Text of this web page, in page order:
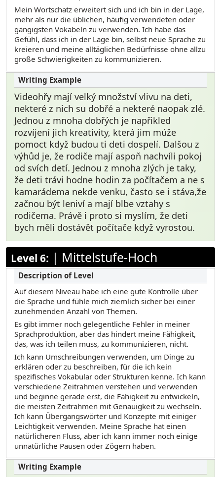
Mein Wortschatz erweitert sich und ich bin in der Lage,
mehr als nur die üblichen, häufig verwendeten oder
gängigsten Vokabeln zu verwenden. Ich habe das
Gefühl, dass ich in der Lage bin, selbst neue Sprache zu
kreieren und meine alltäglichen Bedürfnisse ohne allzu
große Schwierigkeiten zu kommunizieren.
Videohřy mají velký množství vlivu na deti,
nekteré z nich su dobřé a nekteré naopak zlé.
Jednou z mnoha dobřých je napřikled
rozvíjení jich kreativity, která jim múže
pomoct když budou ti deti dospelí. Dalšou z
výhůd je, že rodiče mají aspoň nachvíli pokoj
od svích detí. Jednou z mnoha zlých je taky,
že deti trávi hodne hodin za počítačem a ne s
kamarádema nekde venku, často se i stáva,že
začnou být leniví a mají blbe vztahy s
rodičema. Právě i proto si myslím, že deti
bych měli dostávět počítače když vyrostou.
Level 6: | Mittelstufe-Hoch
Auf diesem Niveau habe ich eine gute Kontrolle über
die Sprache und fühle mich ziemlich sicher bei einer
zunehmenden Anzahl von Themen.
Es gibt immer noch gelegentliche Fehler in meiner
Sprachproduktion, aber das hindert meine Fähigkeit,
das, was ich teilen muss, zu kommunizieren, nicht.
Ich kann Umschreibungen verwenden, um Dinge zu
erklären oder zu beschreiben, für die ich kein
spezifisches Vokabular oder Strukturen kenne. Ich kann
verschiedene Zeitrahmen verstehen und verwenden
und beginne gerade erst, die Fähigkeit zu entwickeln,
die meisten Zeitrahmen mit Genauigkeit zu wechseln.
Ich kann Übergangswörter und Konzepte mit einiger
Leichtigkeit verwenden. Meine Sprache hat einen
natürlicheren Fluss, aber ich kann immer noch einige
unnatürliche Pausen oder Zögern haben.